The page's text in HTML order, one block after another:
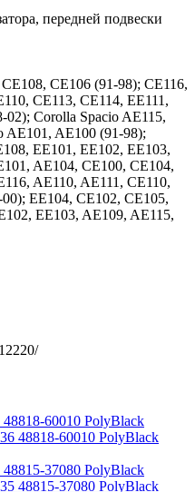
передней подвески
CE106 (91-98); CE116,
CE113, CE114, EE111,
Corolla Spacio AE115,
AE101, AE100 (91-98);
EE101, EE102, EE103,
AE104, CE100, CE104,
AE110, AE111, CE110,
EE104, CE102, CE105,
EE103, AE109, AE115,
48818-60010 PolyBlack
48815-37080 PolyBlack